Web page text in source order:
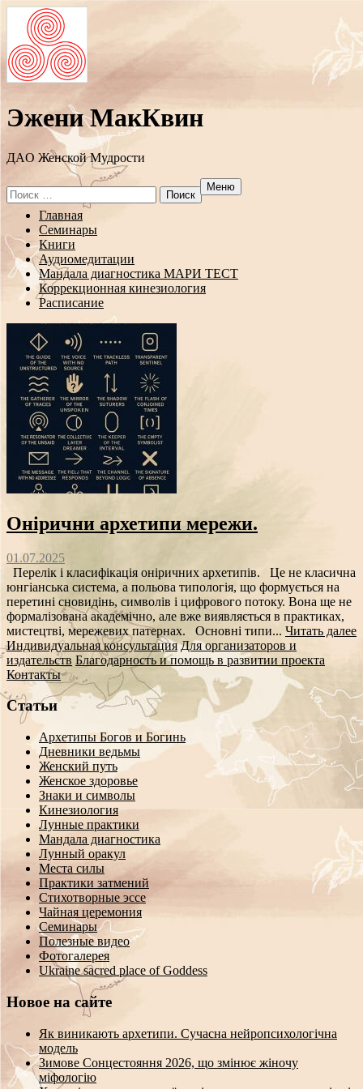
Эжени МакКвин
ДAO Женской Мудрости
Search
for:
Меню
Перейти
содержанию
Главная
Семинары
Книги
Аудиомедитации
Мандала диагностика МАРИ ТЕСТ
Коррекционная кинезиология
Расписание
Онірични архетипи мережи.
01.07.2025
Перелік і класифікація оніричних архетипів. Це не класична
юнгіанська система, а польова типологія, що формується на
перетині сновидінь, символів і цифрового потоку. Вона ще не
формалізована академічно, але вже виявляється в практиках,
мистецтві, мережевих патернах. Основні типи... Читать далее
Индивидуальная консультация Для организаторов и
издательств Благодарность и помощь в развитии проекта
Контакты
Статьи
Архетипы Богов и Богинь
Дневники ведьмы
Женский путь
Женское здоровье
Знаки и символы
Кинезиология
Лунные практики
Мандала диагностика
Лунный оракул
Места силы
Практики затмений
Стихотворные эссе
Чайная церемония
Семинары
Полезные видео
Фотогалерея
Ukraine sacred place of Goddess
Новое на сайте
Як виникають архетипи. Сучасна нейропсихологічна
модель
Зимове Сонцестояння 2026, що змінює жіночу
міфологію